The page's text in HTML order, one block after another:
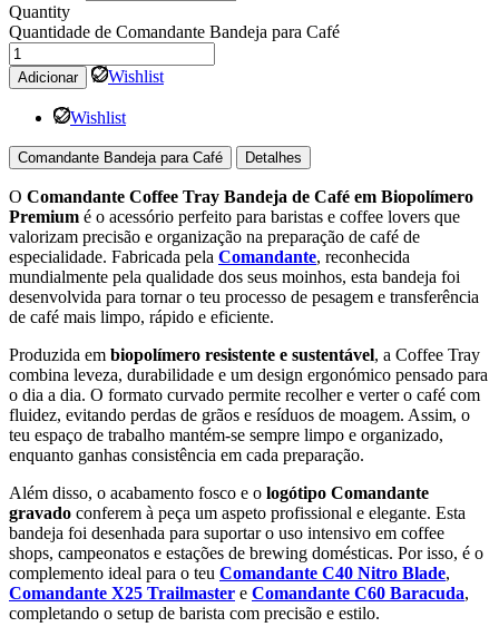
Quantity
Quantidade de Comandante Bandeja para Café
Adicionar Wishlist
Wishlist
Comandante Bandeja para Café Detalhes
O Comandante Coffee Tray Bandeja de Café em Biopolímero
Premium é o acessório perfeito para baristas e coffee lovers que
valorizam precisão e organização na preparação de café de
especialidade. Fabricada pela Comandante, reconhecida
mundialmente pela qualidade dos seus moinhos, esta bandeja foi
desenvolvida para tornar o teu processo de pesagem e transferência
de café mais limpo, rápido e eficiente.
Produzida em biopolímero resistente e sustentável, a Coffee Tray
combina leveza, durabilidade e um design ergonómico pensado para
o dia a dia. O formato curvado permite recolher e verter o café com
fluidez, evitando perdas de grãos e resíduos de moagem. Assim, o
teu espaço de trabalho mantém-se sempre limpo e organizado,
enquanto ganhas consistência em cada preparação.
Além disso, o acabamento fosco e o logótipo Comandante
gravado conferem à peça um aspeto profissional e elegante. Esta
bandeja foi desenhada para suportar o uso intensivo em coffee
shops, campeonatos e estações de brewing domésticas. Por isso, é o
complemento ideal para o teu Comandante C40 Nitro Blade,
Comandante X25 Trailmaster e Comandante C60 Baracuda,
completando o setup de barista com precisão e estilo.